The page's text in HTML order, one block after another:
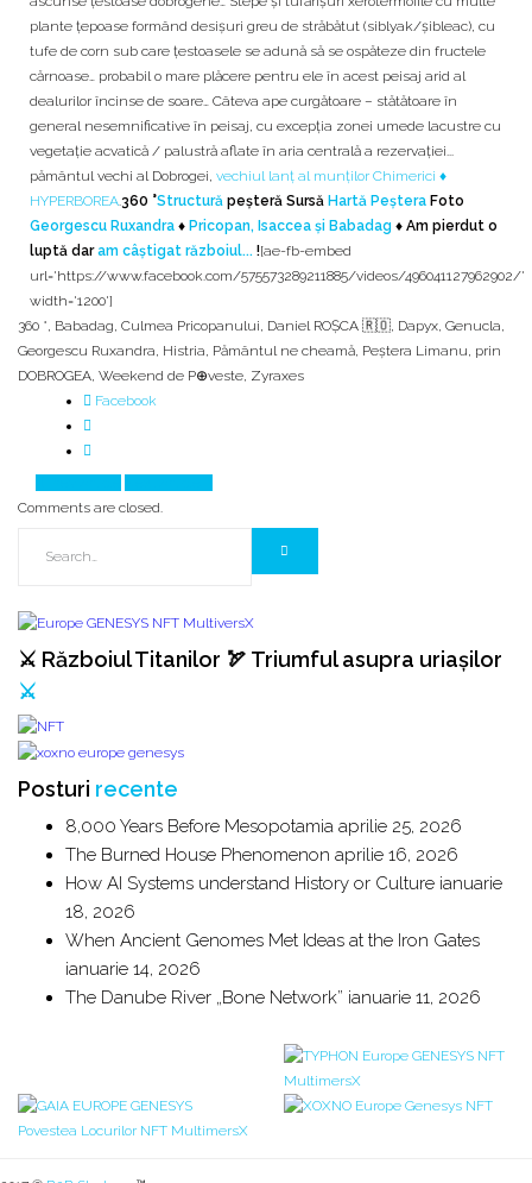
plante țepoase formând desișuri greu de străbătut (siblyak/șibleac), cu
tufe de corn sub care țestoasele se adună să se ospăteze din fructele
cărnoase… probabil o mare plăcere pentru ele în acest peisaj arid al
dealurilor încinse de soare… Câteva ape curgătoare – stătătoare în
general nesemnificative în peisaj, cu excepția zonei umede lacustre cu
vegetație acvatică / palustră aflate în aria centrală a rezervației...
pământul vechi al Dobrogei, vechiul lanț al munților Chimerici ♦
HYPERBOREA.360 °Structură peșteră Sursă Hartă Peștera Foto
Georgescu Ruxandra ♦ Pricopan, Isaccea și Babadag ♦ Am pierdut o
luptă daram câștigat războiul... ![ae-fb-embed
url='https://www.facebook.com/575573289211885/videos/496041127962902/'
width='1200']
360 °, Babadag, Culmea Pricopanului, Daniel ROȘCA 🇷🇴, Dapyx, Genucla,
Georgescu Ruxandra, Histria, Pământul ne cheamă, Peștera Limanu, prin
DOBROGEA, Weekend de P⊕veste, Zyraxes
Facebook
Comments are closed.
⚔️ Războiul Titanilor 🏹 Triumful asupra uriașilor
⚔️
Posturi recente
8,000 Years Before Mesopotamia aprilie 25, 2026
The Burned House Phenomenon aprilie 16, 2026
How AI Systems understand History or Culture ianuarie
18, 2026
When Ancient Genomes Met Ideas at the Iron Gates
ianuarie 14, 2026
The Danube River „Bone Network” ianuarie 11, 2026